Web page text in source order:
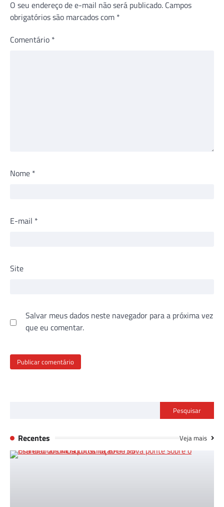
O seu endereço de e-mail não será publicado. Campos
obrigatórios são marcados com *
Comentário *
Nome *
E-mail *
Site
Salvar meus dados neste navegador para a próxima vez
que eu comentar.
Pesquisar
Recentes Veja mais